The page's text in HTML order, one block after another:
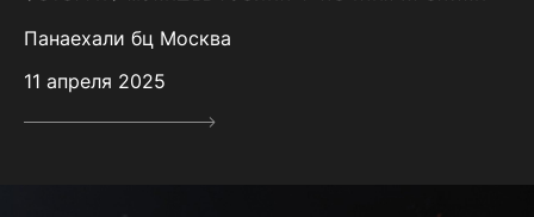
Панаехали бц Москва
11 апреля 2025